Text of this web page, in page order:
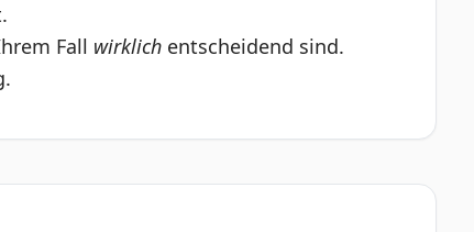
Fall wirklich entscheidend sind.